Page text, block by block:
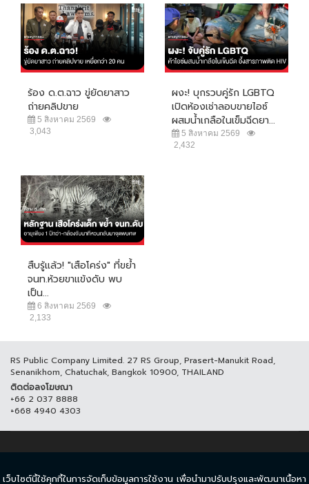
ร้อง ด.ต.ฉาว ขู่ยัดยาสาว
ถ่ายคลิปขาย
5 สิงหาคม 2569
3,043
ผงะ! บุกรวบคู่รัก LGBTQ
เปิดห้องเช่าลอบขายไอซ์
ผสมน้ำเกลือในเข็มฉีดยา...
5 สิงหาคม 2569
2,432
สืบรู้แล้ว! "เสือโคร่ง" ที่ขย้ำ
จนท.ห้วยขาแข้งดับ พบ
เป็น...
6 สิงหาคม 2569
2,133
RS Public Company Limited. 27 RS Group, Prasert-Manukit Road,
Senanikhom, Chatuchak, Bangkok 10900, THAILAND
ติดต่อลงโฆษณา
+66 2 037 8888
+668 4940 4303
© COPYRIGHT 2017 THAICH8.COM, ALL RIGHT RESERVED.
เว็บไซต์นี้ใช้คุกกี้ในการจัดเก็บข้อมูลการใช้งาน เพื่อนำมาปรับปรุงและพัฒนาเนื้อหา